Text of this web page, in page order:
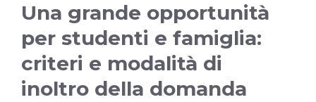
Una grande opportunità
per studenti e famiglia:
criteri e modalità di
inoltro della domanda